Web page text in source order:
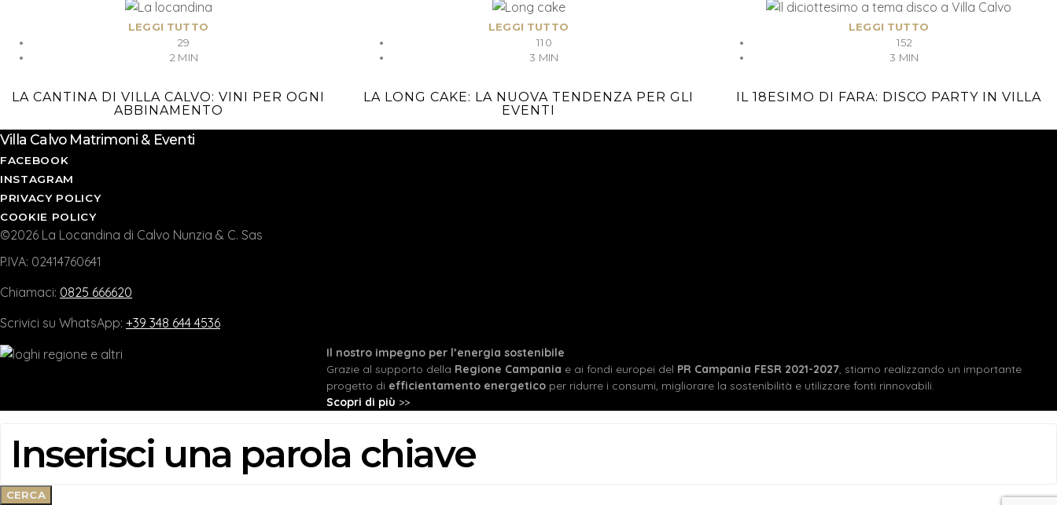
LEGGI TUTTO
29
2 MIN
LA CANTINA DI VILLA CALVO: VINI PER OGNI
ABBINAMENTO
LEGGI TUTTO
110
3 MIN
LA LONG CAKE: LA NUOVA TENDENZA PER GLI
EVENTI
LEGGI TUTTO
152
3 MIN
IL 18ESIMO DI FARA: DISCO PARTY IN VILLA
Villa Calvo Matrimoni & Eventi
FACEBOOK
INSTAGRAM
PRIVACY POLICY
COOKIE POLICY
©2026 La Locandina di Calvo Nunzia & C. Sas
P.IVA: 02414760641
Chiamaci: 0825 666620
Scrivici su WhatsApp: +39 348 644 4536
Il nostro impegno per l’energia sostenibile
Grazie al supporto della Regione Campania e ai fondi europei del PR Campania FESR 2021-2027, stiamo realizzando un importante
progetto di efficientamento energetico per ridurre i consumi, migliorare la sostenibilità e utilizzare fonti rinnovabili.
Scopri di più >>
CERCA